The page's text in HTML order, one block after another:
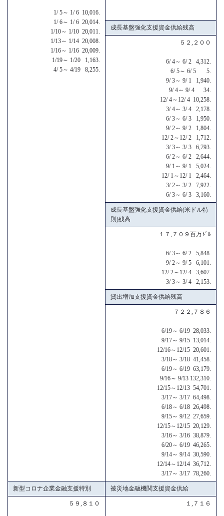
1/ 5～ 1/ 6 10,016.
1/ 6～ 1/ 6 20,014.
1/10～ 1/10 20,011.
1/13～ 1/14 20,008.
1/16～ 1/16 20,009.
1/19～ 1/20 1,163.
4/ 5～ 4/19 8,255.
成長基盤強化支援資金供給残高
５２,２００
6/ 4～ 6/ 2 4,312.
6/ 5～ 6/ 5 5.
9/ 3～ 9/ 1 1,940.
9/ 4～ 9/ 4 34.
12/ 4～12/ 4 10,258.
3/ 4～ 3/ 4 2,178.
6/ 3～ 6/ 3 1,950.
9/ 2～ 9/ 2 1,804.
12/ 2～12/ 2 1,712.
3/ 3～ 3/ 3 6,793.
6/ 2～ 6/ 2 2,644.
9/ 1～ 9/ 1 5,024.
12/ 1～12/ 1 2,464.
3/ 2～ 3/ 2 7,922.
6/ 3～ 6/ 3 3,160.
成長基盤強化支援資金供給(米ドル特
則)残高
１７,７０９百万ﾄﾞﾙ
6/ 3～ 6/ 2 5,848.
9/ 2～ 9/ 5 6,101.
12/ 2～12/ 4 3,607.
3/ 3～ 3/ 4 2,153.
貸出増加支援資金供給残高
７２２,７８６
6/19～ 6/19 28,033.
9/17～ 9/15 13,014.
12/16～12/15 20,601.
3/18～ 3/18 41,458.
6/19～ 6/19 63,179.
9/16～ 9/13 132,310.
12/15～12/13 54,701.
3/17～ 3/17 64,498.
6/18～ 6/18 26,498.
9/15～ 9/12 27,659.
12/15～12/15 20,129.
3/16～ 3/16 38,879.
6/20～ 6/19 46,265.
9/14～ 9/14 30,590.
12/14～12/14 36,712.
3/17～ 3/17 78,260.
新型コロナ企業金融支援特別 被災地金融機関支援資金供給
５９,８１０ １,７１６